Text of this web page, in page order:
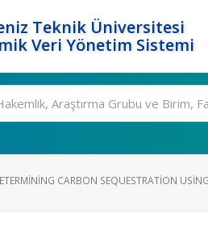
Teknik Üniversitesi
Veri Yönetim Sistemi
CARBON SEQUESTRATION